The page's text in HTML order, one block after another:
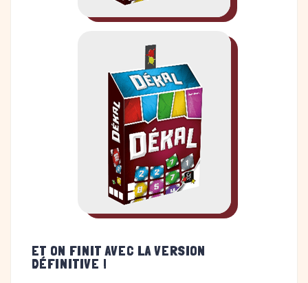
ET ON FINIT AVEC LA VERSION
DÉFINITIVE !